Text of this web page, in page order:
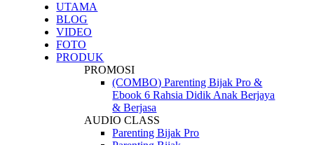
UTAMA
BLOG
VIDEO
FOTO
PRODUK
PROMOSI
(COMBO) Parenting Bijak Pro &
Ebook 6 Rahsia Didik Anak Berjaya
& Berjasa
AUDIO CLASS
Parenting Bijak Pro